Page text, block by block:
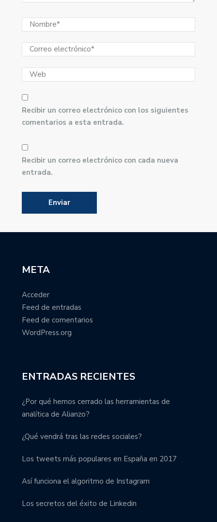
Recibir un correo electrónico con los siguientes
comentarios a esta entrada.
Recibir un correo electrónico con cada nueva
entrada.
META
Acceder
Feed de entradas
Feed de comentarios
WordPress.org
ENTRADAS RECIENTES
¿Por qué hemos cerrado las herramientas de
analítica de Alianzo?
¿Qué vendrá tras las redes sociales?
Los tweets más populares en España en 2017
Así funciona el algoritmo de Instagram
Los secretos del éxito de Linkedin